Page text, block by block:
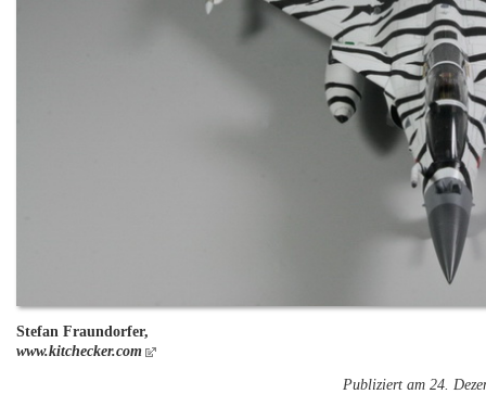
Stefan Fraundorfer,
www.kitchecker.com
Publiziert am 24.